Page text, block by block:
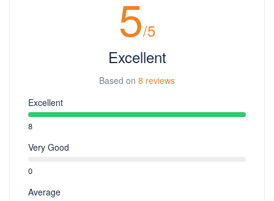
5/5
Excellent
Based on 8 reviews
Excellent
8
Very Good
0
Average